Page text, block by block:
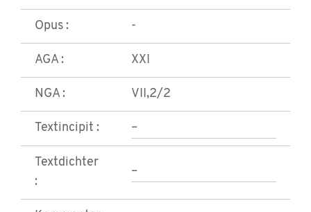
Opus : -
AGA : XXI
NGA : VII,2/2
Textincipit : –
Textdichter
:
–